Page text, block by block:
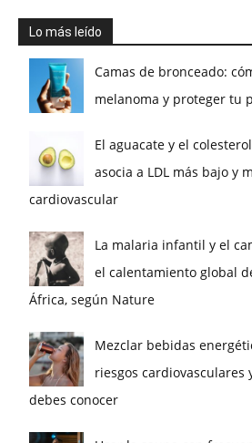
Lo más leído
Camas de bronceado:
melanoma y proteger tu
El aguacate y el
asocia a LDL más bajo y
cardiovascular
La malaria infantil y el
el calentamiento global
África, según Nature
Mezclar bebidas
riesgos cardiovasculares
debes conocer